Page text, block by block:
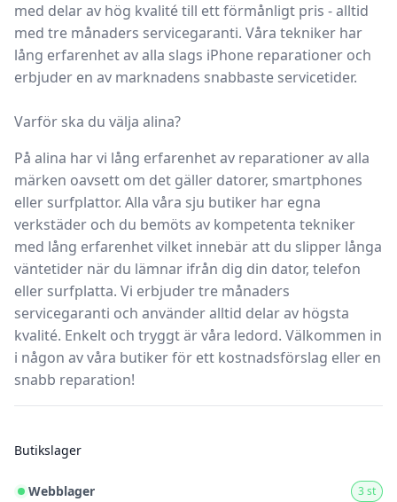
med delar av hög kvalité till ett förmånligt pris - alltid
med tre månaders servicegaranti. Våra tekniker har
lång erfarenhet av alla slags iPhone reparationer och
erbjuder en av marknadens snabbaste servicetider.
Varför ska du välja alina?
På alina har vi lång erfarenhet av reparationer av alla
märken oavsett om det gäller datorer, smartphones
eller surfplattor. Alla våra sju butiker har egna
verkstäder och du bemöts av kompetenta tekniker
med lång erfarenhet vilket innebär att du slipper långa
väntetider när du lämnar ifrån dig din dator, telefon
eller surfplatta. Vi erbjuder tre månaders
servicegaranti och använder alltid delar av högsta
kvalité. Enkelt och tryggt är våra ledord. Välkommen in
i någon av våra butiker för ett kostnadsförslag eller en
snabb reparation!
Butikslager
Webblager 3 st